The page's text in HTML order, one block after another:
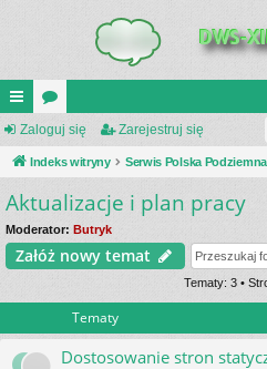
UI
C
K
_L
IN
or
a
Zaloguj się Zarejestruj się
Indeks witryny Serwis Polska Podziemna
Aktualizacje i plan pracy
Moderator: Butryk
Załóż nowy temat
Tematy: 3 •
Tematy
Dostosowanie stron